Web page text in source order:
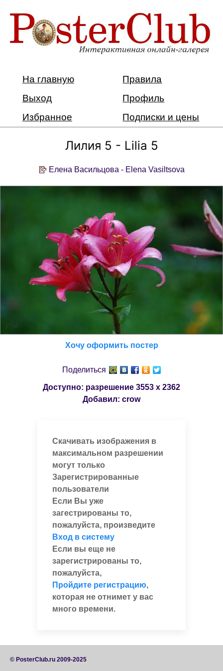
На главную
Правила
Выход
Профиль
Избранное
Подписки и цены
Лилия 5 - Lilia 5
Елена Васильцова - Elena Vasiltsova
Хочу оформить постер
Поделиться
Доступно: разрешение 3553 x 2362
Добавил: crow
Скачивать изображения в
максимальном разрешении
могут только
Зарегистрированные
пользователи
Если Вы уже
загестрированы то,
пожалуйста, произведите
Вход в систему
Если вы еще не
зарегистрированы то,
пожалуйста,
Пройдите регистрацию,
которая не отнимет у вас
много времени.
© PosterClub.ru 2009-2025